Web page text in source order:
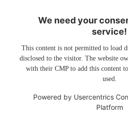
We need your
service!
This content is not permitted to load
disclosed to the visitor. The website
with their CMP to add this content
used.
Powered by Usercentrics
Platform